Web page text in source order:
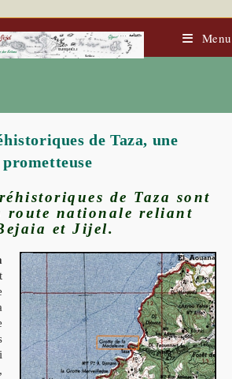
Menu
de Taza, une
de Taza sont
route nationale reliant
et Jijel.